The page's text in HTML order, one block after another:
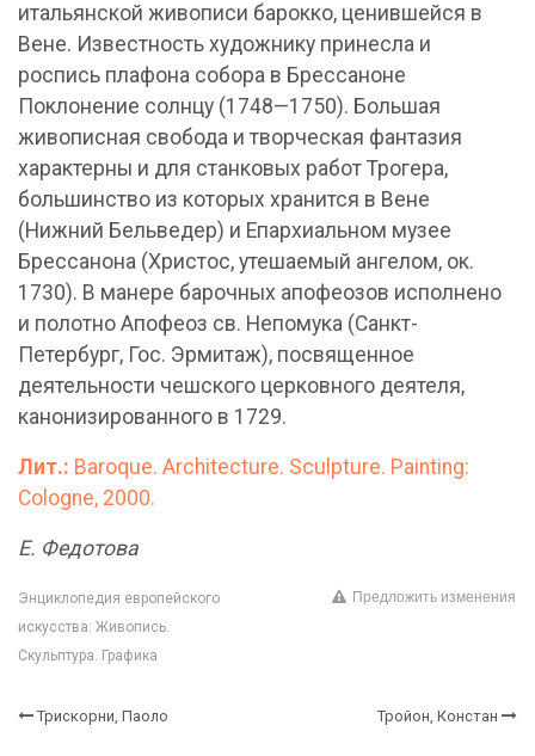
итальянской живописи барокко, ценившейся в
Вене. Известность художнику принесла и
роспись плафона собора в Брессаноне
Поклонение солнцу (1748—1750). Большая
живописная свобода и творческая фантазия
характерны и для станковых работ Трогера,
большинство из которых хранится в Вене
(Нижний Бельведер) и Епархиальном музее
Брессанона (Христос, утешаемый ангелом, ок.
1730). В манере барочных апофеозов исполнено
и полотно Апофеоз св. Непомука (Санкт-
Петербург, Гос. Эрмитаж), посвященное
деятельности чешского церковного деятеля,
канонизированного в 1729.
Лит.: Baroque. Architecture. Sculpture. Painting:
Cologne, 2000.
Е. Федотова
Энциклопедия европейского
искусства: Живопись.
Скульптура. Графика
Предложить изменения
Трискорни, Паоло Тройон, Констан